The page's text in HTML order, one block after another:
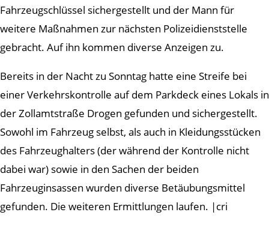
Fahrzeugschlüssel sichergestellt und der Mann für
weitere Maßnahmen zur nächsten Polizeidienststelle
gebracht. Auf ihn kommen diverse Anzeigen zu.
Bereits in der Nacht zu Sonntag hatte eine Streife bei
einer Verkehrskontrolle auf dem Parkdeck eines Lokals in
der Zollamtstraße Drogen gefunden und sichergestellt.
Sowohl im Fahrzeug selbst, als auch in Kleidungsstücken
des Fahrzeughalters (der während der Kontrolle nicht
dabei war) sowie in den Sachen der beiden
Fahrzeuginsassen wurden diverse Betäubungsmittel
gefunden. Die weiteren Ermittlungen laufen. |cri